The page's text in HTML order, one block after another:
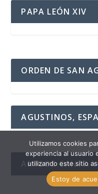
PAPA LEÓN XIV
ORDEN DE SAN
AGUSTINOS,
AMIGOS CANTA
Utilizamos cookies
experiencia al usuario
utilizando este sitio
Estoy de